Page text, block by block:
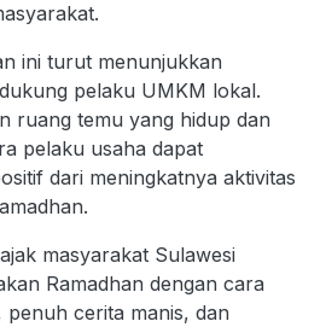
ini turut menunjukkan
pelaku UMKM lokal.
ruang temu yang hidup dan
pelaku usaha dapat
dari meningkatnya aktivitas
masyarakat Sulawesi
Ramadhan dengan cara
cerita manis, dan